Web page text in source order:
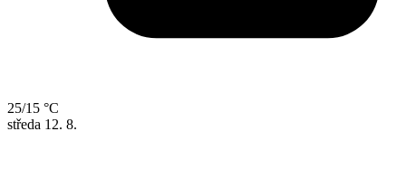
25/15 °C
středa 12. 8.